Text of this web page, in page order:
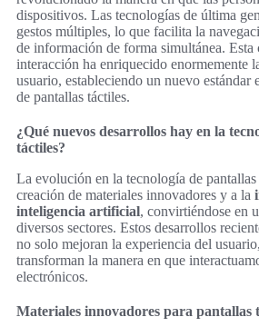
dispositivos. Las tecnologías de última
gestos múltiples, lo que facilita la
de información de forma simultánea. Esta
interacción ha enriquecido enormemente
usuario, estableciendo un nuevo estándar
de pantallas táctiles.
¿Qué nuevos desarrollos hay en la
táctiles?
La evolución en la tecnología de
creación de materiales innovadores y a la
inteligencia artificial, convirtiéndose en
diversos sectores. Estos desarrollos
no solo mejoran la experiencia del
transforman la manera en que
electrónicos.
Materiales innovadores para pantallas